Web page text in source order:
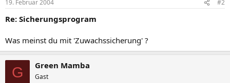
19. Februar 2004 #2
Re: Sicherungsprogram
Was meinst du mit 'Zuwachssicherung' ?
G Green Mamba
Gast